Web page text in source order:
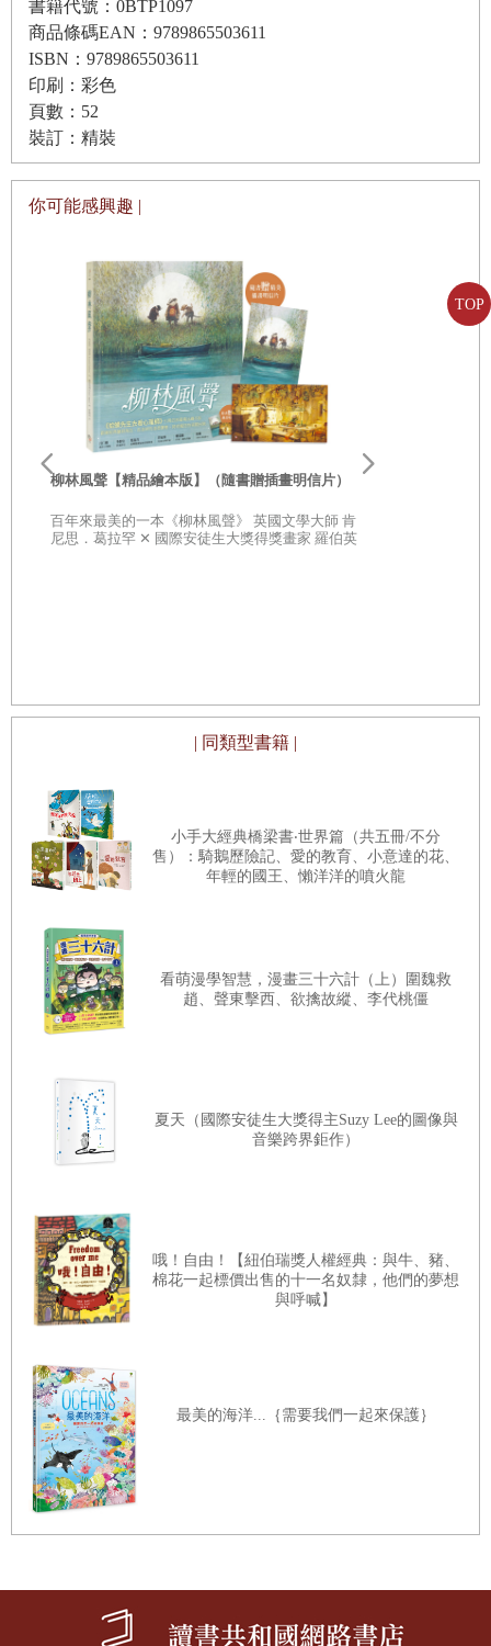
TOP
書籍代號：0BTP1097
商品條碼EAN：9789865503611
ISBN：9789865503611
印刷：彩色
頁數：52
裝訂：精裝
你可能感興趣 |
柳林風聲【精品繪本版】（隨書贈插畫明信片）
百年來最美的一本《柳林風聲》 英國文學大師 肯
尼思．葛拉罕 ✕ 國際安徒生大獎得獎畫家 羅伯英
| 同類型書籍 |
小手大經典橋梁書‧世界篇（共五冊/不分
售）：騎鵝歷險記、愛的教育、小意達的花、
年輕的國王、懶洋洋的噴火龍
看萌漫學智慧，漫畫三十六計（上）圍魏救
趙、聲東擊西、欲擒故縱、李代桃僵
夏天（國際安徒生大獎得主Suzy Lee的圖像與
音樂跨界鉅作）
哦！自由！【紐伯瑞獎人權經典：與牛、豬、
棉花一起標價出售的十一名奴隸，他們的夢想
與呼喊】
最美的海洋...｛需要我們一起來保護｝